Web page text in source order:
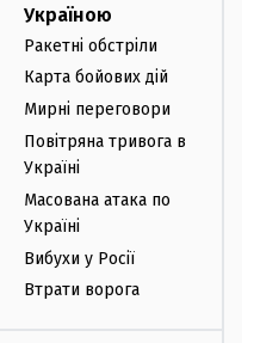
Україною
Ракетні обстріли
Карта бойових дій
Мирні переговори
Повітряна тривога в
Україні
Масована атака по
Україні
Вибухи у Росії
Втрати ворога